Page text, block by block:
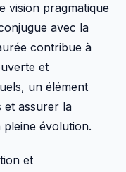
vision pragmatique
avec la
contribue à
et
un élément
et assurer la
pleine évolution.
et